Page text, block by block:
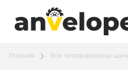
Главная Все типоразмеры шин